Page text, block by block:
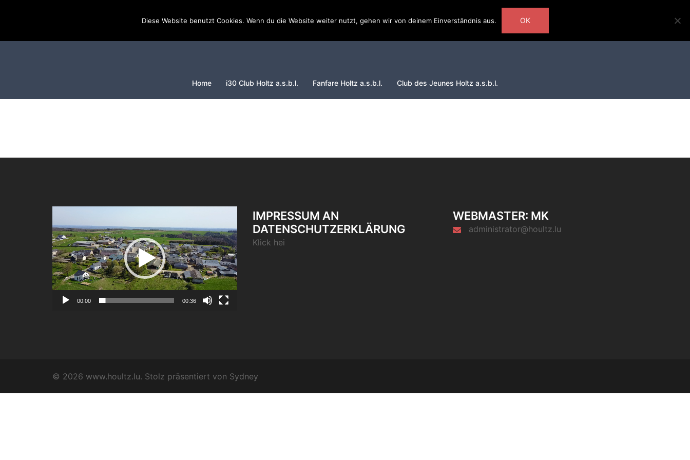
Home i30 Club Holtz a.s.b.l. Fanfare Holtz a.s.b.l. Club des Jeunes Holtz a.s.b.l.
Player
00:00 00:36
IMPRESSUM AN
DATENSCHUTZERKLÄRUNG
Klick hei
WEBMASTER: MK
administrator@houltz.lu
© 2026 www.houltz.lu. Stolz präsentiert von Sydney
Diese Website benutzt Cookies. Wenn du die Website weiter nutzt, gehen wir von deinem Einverständnis aus. OK